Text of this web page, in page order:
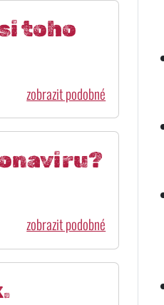
toho
zobrazit podobné
zobrazit podobné